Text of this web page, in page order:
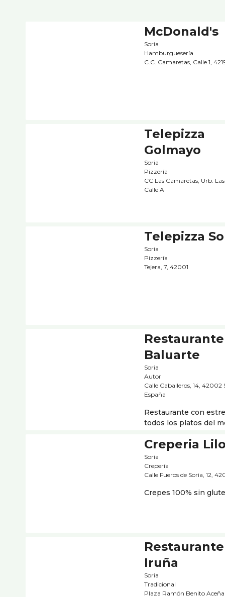
McDonald's
Soria
Hamburgueserí­a
C.C. Camaretas, Calle 1,
Telepizza
Golmayo
Soria
Pizzerí­a
CC Las Camaretas, Urb.
Calle A
Telepizza
Soria
Pizzerí­a
Tejera, 7, 42001
Restaurante
Baluarte
Soria
Autor
Calle Caballeros, 14, 42002
España
Restaurante con
todos los platos del
Creperia
Soria
Creperí­a
Calle Fueros de Soria, 12,
Crepes 100% sin
Restaurante
Iruña
Soria
Tradicional
Plaza Ramón Benito Aceña